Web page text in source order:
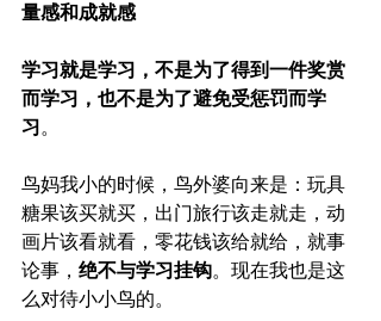
量感和成就感
学习就是学习，不是为了得到一件奖赏
而学习，也不是为了避免受惩罚而学
习。
鸟妈我小的时候，鸟外婆向来是：玩具
糖果该买就买，出门旅行该走就走，动
画片该看就看，零花钱该给就给，就事
论事， 绝不与学习挂钩。现在我也是这
么对待小小鸟的。